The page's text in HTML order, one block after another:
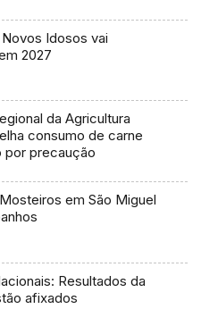
Idosos vai
2027
da Agricultura
consumo de carne
por precaução
em São Miguel
Resultados da
afixados